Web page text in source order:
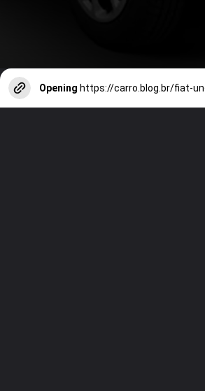
Opening